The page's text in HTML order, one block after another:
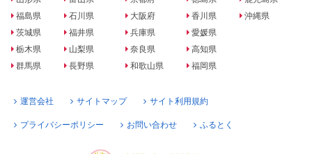
福島県
茨城県
栃木県
群馬県
石川県
福井県
山梨県
長野県
大阪府
兵庫県
奈良県
和歌山県
香川県
愛媛県
高知県
福岡県
沖縄県
運営会社 サイトマップ サイト利用規約
プライバシーポリシー お問い合わせ ふるとく